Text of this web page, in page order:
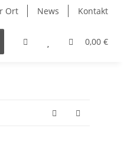
Ort News Kontakt
0,00 €